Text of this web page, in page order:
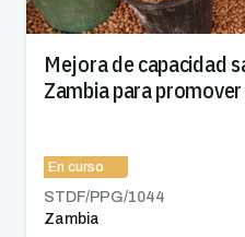
Mejora de capacidad
Zambia para
En curso
STDF/PPG/1044
Zambia